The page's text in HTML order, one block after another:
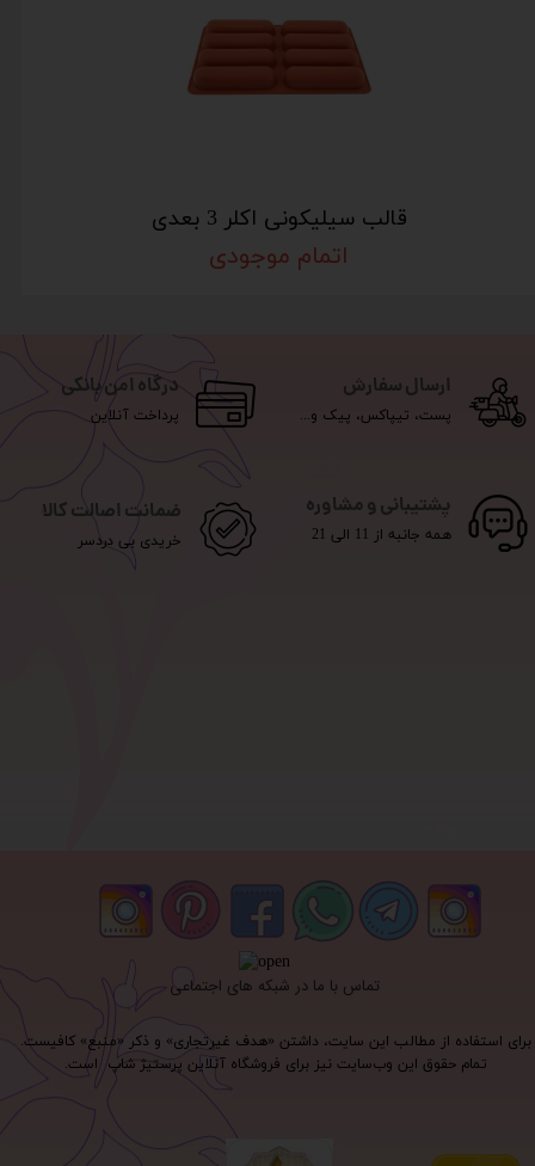
قالب سیلیکونی اکلر 3 بعدی
اتمام موجودی
برای استفاده از مطالب این سایت، داشتن «هدف غیرتجاری» و ذکر «منبع» کافیست.
تمام حقوق اين وب‌سايت نیز برای فروشگاه آنلاین پرستیژ شاپ است.
ارسال سفارش
پست، تیپاکس، پیک و...
درگاه امن بانکی
پرداخت آنلاین
پشتیبانی و مشاوره
همه جانبه از 11 الی 21
ضمانت اصالت کالا
خریدی بی دردسر
تماس با ما در شبکه های اجتماعی